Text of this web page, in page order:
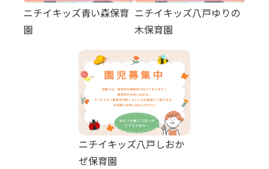
ニチイキッズ青い森保育
園
ニチイキッズ八戸ゆりの
木保育園
ニチイキッズ八戸しおか
ぜ保育園